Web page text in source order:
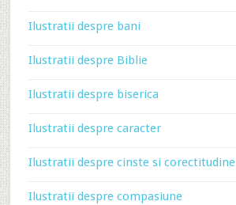
Ilustratii despre bani
Ilustratii despre Biblie
Ilustratii despre biserica
Ilustratii despre caracter
Ilustratii despre cinste si corectitudine
Ilustratii despre compasiune